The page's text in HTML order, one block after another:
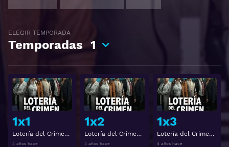
ELEGIR TEMPORADA
Temporadas 1
1x1
Lotería del Crimen Temporada 1 Capitulo 1
4 años hace
Ver
1x2
Lotería del Crimen Temporada 1 Capitulo 2
4 años hace
Ver
1x3
Lotería del Crimen Temporada 1 Capitulo 3
4 años hace